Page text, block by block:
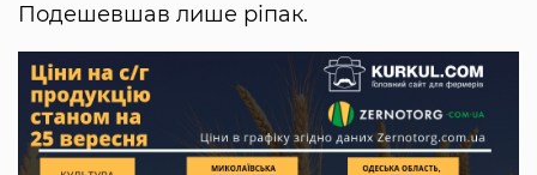
Подешевшав лише ріпак.